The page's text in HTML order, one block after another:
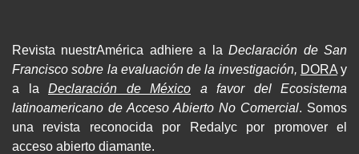
Revista nuestrAmérica adhiere a laDeclaración de San
Francisco sobre la evaluación de la investigación, DORAy
a la Declaración de México a favor del Ecosistema
latinoamericano de Acceso Abierto No Comercial. Somos
una revista reconocida por Redalyc por promover el
acceso abierto diamante.